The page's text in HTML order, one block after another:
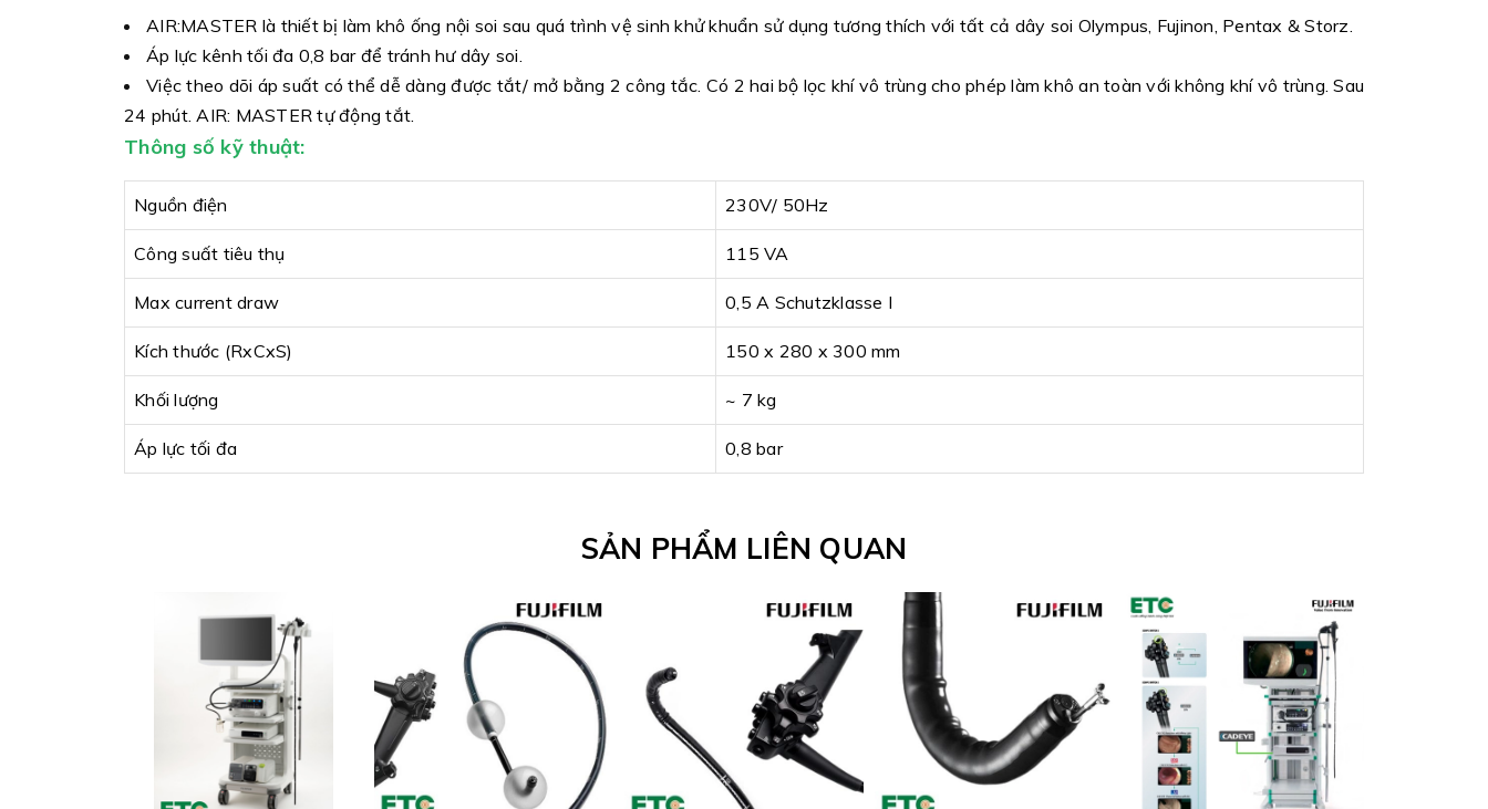
AIR:MASTER là thiết bị làm khô ống nội soi sau quá trình vệ sinh khử khuẩn sử dụng tương thích với tất cả dây soi Olympus, Fujinon, Pentax & Storz.
Áp lực kênh tối đa 0,8 bar để tránh hư dây soi.
Việc theo dõi áp suất có thể dễ dàng được tắt/ mở bằng 2 công tắc. Có 2 hai bộ lọc khí vô trùng cho phép làm khô an toàn với không khí vô trùng. Sau
24 phút. AIR: MASTER tự động tắt.
Thông số kỹ thuật:
Nguồn điện 230V/ 50Hz
Công suất tiêu thụ 115 VA
Max current draw 0,5 A Schutzklasse I
Kích thước (RxCxS) 150 x 280 x 300 mm
Khối lượng ~ 7 kg
Áp lực tối đa 0,8 bar
SẢN PHẨM LIÊN QUAN